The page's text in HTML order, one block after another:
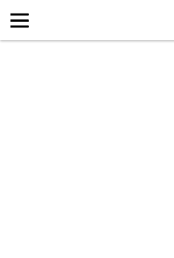
로그인
마이페이지
Sketchbook5,